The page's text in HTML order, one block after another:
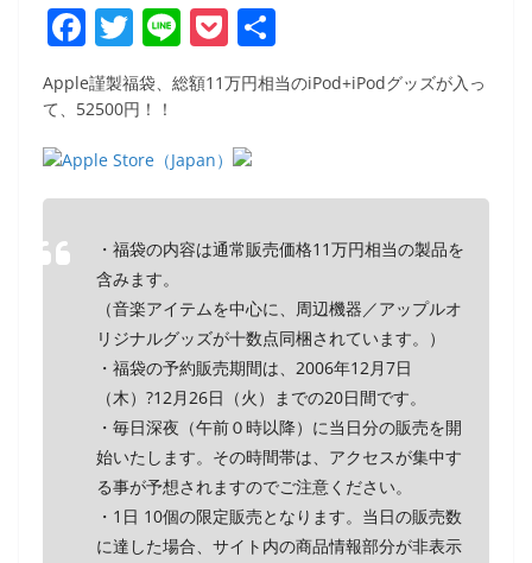
F
a
c
e
b
o
k
T
w
itt
er
Li
n
e
P
o
ck
et
有
Apple謹製福袋、総額11万円相当のiPod+iPodグッズが入っ
て、52500円！！
・福袋の内容は通常販売価格11万円相当の製品を
含みます。
（音楽アイテムを中心に、周辺機器／アップルオ
リジナルグッズが十数点同梱されています。）
・福袋の予約販売期間は、2006年12月7日
（木）?12月26日（火）までの20日間です。
・毎日深夜（午前０時以降）に当日分の販売を開
始いたします。その時間帯は、アクセスが集中す
る事が予想されますのでご注意ください。
・1日 10個の限定販売となります。当日の販売数
に達した場合、サイト内の商品情報部分が非表示